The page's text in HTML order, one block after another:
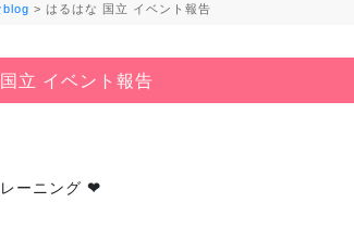
blog > はるはな 国立 イベント報告
立 イベント報告
ーニング ❤